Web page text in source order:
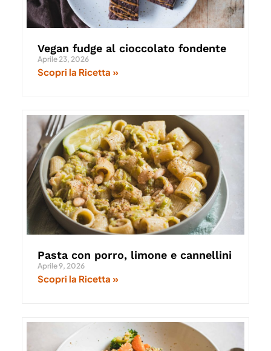
Vegan fudge al cioccolato fondente
Aprile 23, 2026
Scopri la Ricetta »
Pasta con porro, limone e cannellini
Aprile 9, 2026
Scopri la Ricetta »